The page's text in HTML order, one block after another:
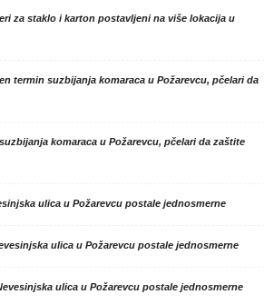
za staklo i karton postavljeni na više lokacija u
termin suzbijanja komaraca u Požarevcu, pčelari da
komaraca u Požarevcu, pčelari da zaštite
ulica u Požarevcu postale jednosmerne
ulica u Požarevcu postale jednosmerne
ulica u Požarevcu postale jednosmerne